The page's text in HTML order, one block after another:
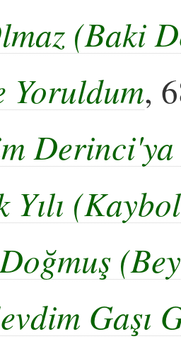
(Baki
Yoruldum,
Derinci'ya
Yılı
Gaşı